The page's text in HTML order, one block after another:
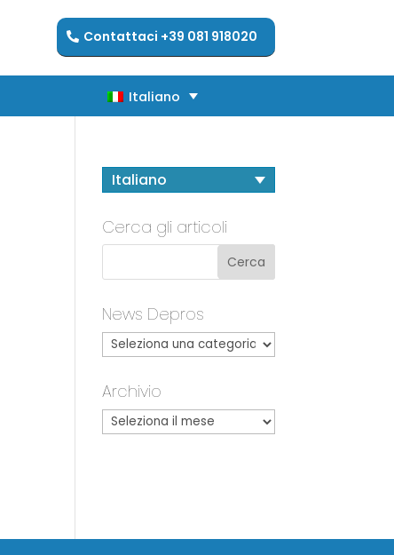
Contattaci +39 081 918020
Italiano
Italiano
Italiano
Cerca gli articoli
News Depros
Archivio